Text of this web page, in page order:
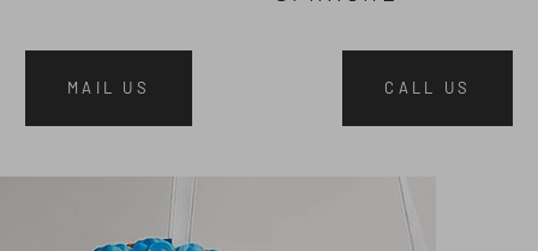
MAIL US CALL US